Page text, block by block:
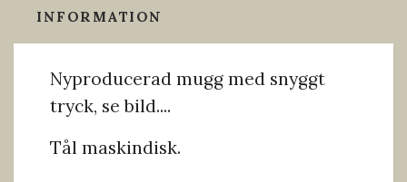
INFORMATION
Nyproducerad mugg med snyggt
tryck, se bild....
Tål maskindisk.